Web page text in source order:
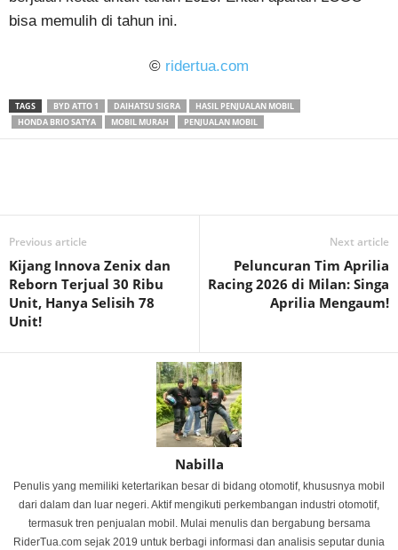
bisa memulih di tahun ini.
© ridertua.com
TAGS BYD ATTO 1 DAIHATSU SIGRA
HASIL PENJUALAN MOBIL
HONDA BRIO SATYA
MOBIL MURAH PENJUALAN MOBIL
Previous article
Kijang Innova Zenix dan
Reborn Terjual 30 Ribu
Unit, Hanya Selisih 78
Unit!
Next article
Peluncuran Tim Aprilia
Racing 2026 di Milan: Singa
Aprilia Mengaum!
Nabilla
Penulis yang memiliki ketertarikan besar di bidang otomotif, khususnya mobil
dari dalam dan luar negeri. Aktif mengikuti perkembangan industri otomotif,
termasuk tren penjualan mobil. Mulai menulis dan bergabung bersama
RiderTua.com sejak 2019 untuk berbagi informasi dan analisis seputar dunia